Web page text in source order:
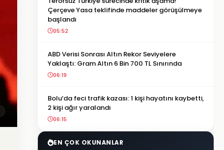
Çerçeve Yasa teklifinde maddeler görüşülmeye
başlandı
05:52
ABD Verisi Sonrası Altın Rekor Seviyelere
Yaklaştı: Gram Altın 6 Bin 700 TL Sınırında
06:19
Bolu’da feci trafik kazası: 1 kişi hayatını kaybetti,
2 kişi ağır yaralandı
06:15
EN ÇOK OKUNANLAR